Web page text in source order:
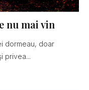
nu mai vin
dormeau, doar
privea...